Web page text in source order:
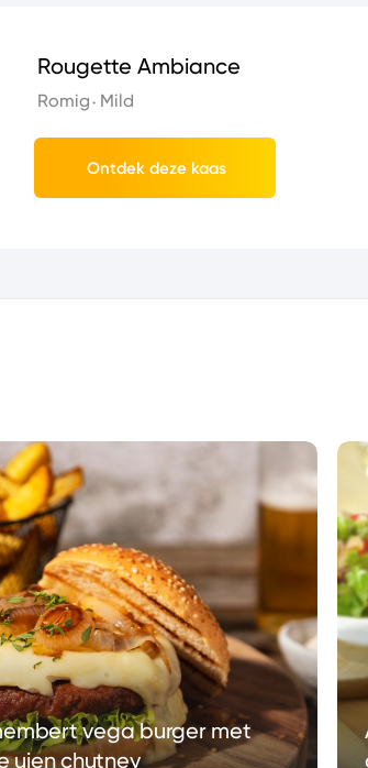
Rougette Ambiance
Romig Mild
Ontdek deze kaas
vega burger met
uien chutney